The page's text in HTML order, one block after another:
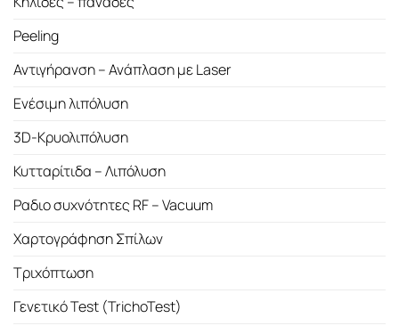
Peeling
Αντιγήρανση – Ανάπλαση με Laser
Ενέσιμη λιπόλυση
3D-Κρυολιπόλυση
Κυτταρίτιδα – Λιπόλυση
Ραδιο συχνότητες RF – Vacuum
Χαρτογράφηση Σπίλων
Τριχόπτωση
Γενετικό Test (TrichoTest)